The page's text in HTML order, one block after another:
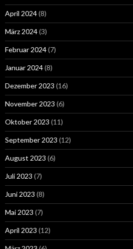
April 2024(8)
März 2024(3)
Februar 2024(7)
Januar 2024(8)
Dezember 2023 (16)
November 2023 (6)
Oktober 2023 (11)
September 2023 (12)
August 2023 (6)
Juli 2023 (7)
Juni 2023 (8)
Mai 2023 (7)
April 2023 (12)